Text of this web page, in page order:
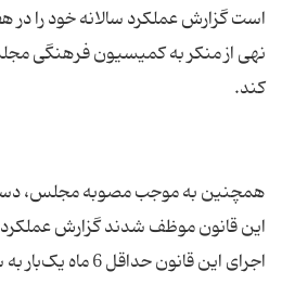
است گزارش عملکرد سالانه خود را در
نهی از منکر به کمیسیون فرهنگی
همچنین به موجب مصوبه مجلس،
این قانون موظف شدند گزارش عملکرد